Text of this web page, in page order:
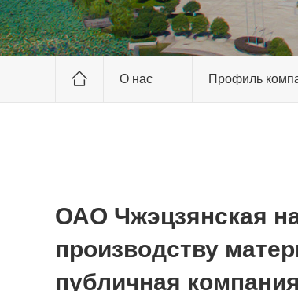
О нас Профиль
ОАО Чжэцзянская
производству
публичная